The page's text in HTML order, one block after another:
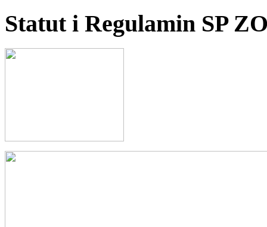
Statut i Regulamin SP